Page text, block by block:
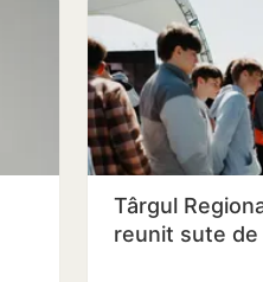
Târgul
reunit sute